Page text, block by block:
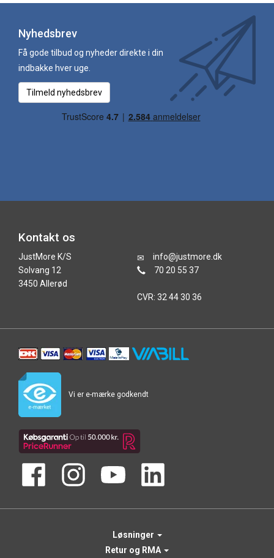
Nyhedsbrev
Få gode tilbud og nyheder direkte i din
indbakke hver uge.
Tilmeld nyhedsbrev
Kontakt os
JustMore K/S
Solvang 12
3450 Allerød
info@justmore.dk
70 20 55 37
CVR: 32 44 30 36
Vi er e-mærke godkendt
Løsninger
Retur og RMA